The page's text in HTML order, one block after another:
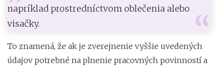
napríklad prostredníctvom oblečenia alebo
visačky.
To znamená, že ak je zverejnenie vyššie uvedených
údajov potrebné na plnenie pracovných povinností a